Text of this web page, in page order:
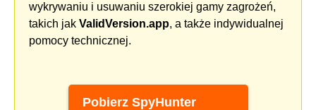
wykrywaniu i usuwaniu szerokiej gamy zagrożeń,
takich jak ValidVersion.app, a także indywidualnej
pomocy technicznej.
Pobierz SpyHunter